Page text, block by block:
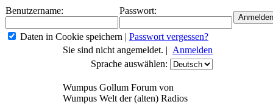
Benutzername: Passwort:
Daten in Cookie speichern | Passwort vergessen?
Sie sind nicht angemeldet. | Anmelden
Sprache auswählen:
Wumpus Gollum Forum von
Wumpus Welt der (alten) Radios